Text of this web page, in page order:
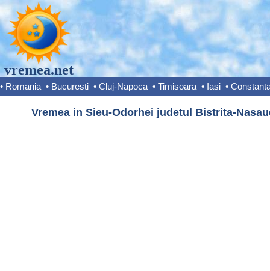
vremea.net
• Romania • Bucuresti • Cluj-Napoca • Timisoara • Iasi •
Vremea in Sieu-Odorhei judetul Bistrita-